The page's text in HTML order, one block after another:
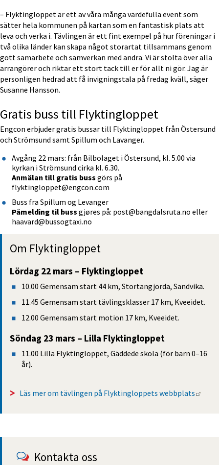
– Flyktingloppet är ett av våra många värdefulla event som
sätter hela kommunen på kartan som en fantastisk plats att
leva och verka i. Tävlingen är ett fint exempel på hur föreningar i
två olika länder kan skapa något storartat tillsammans genom
gott samarbete och samverkan med andra. Vi är stolta över alla
arrangörer och riktar ett stort tack till er för allt ni gör. Jag är
personligen hedrad att få invigningstala på fredag kväll, säger
Susanne Hansson.
Gratis buss till Flyktingloppet
Engcon erbjuder gratis bussar till Flyktingloppet från Östersund
och Strömsund samt Spillum och Lavanger.
Avgång 22 mars: från Bilbolaget i Östersund, kl. 5.00 via
kyrkan i Strömsund cirka kl. 6.30.
Anmälan till gratis buss görs på
flyktingloppet@engcon.com
Buss fra Spillum og Levanger
Påmelding til buss gjøres på: post@bangdalsruta.no eller
haavard@bussogtaxi.no
Om Flyktingloppet
Lördag 22 mars – Flyktingloppet
10.00 Gemensam start 44 km, Stortangjorda, Sandvika.
11.45 Gemensam start tävlingsklasser 17 km, Kveeidet.
12.00 Gemensam start motion 17 km, Kveeidet.
Söndag 23 mars – Lilla Flyktingloppet
11.00 Lilla Flyktingloppet, Gäddede skola (för barn 0–16
år).
Läs mer om tävlingen på Flyktingloppets webbplats
Kontakta oss